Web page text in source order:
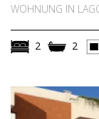
WOHNUNG IN
2 2